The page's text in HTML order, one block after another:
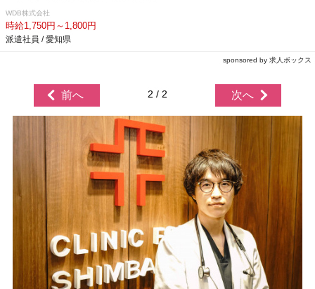
WDB株式会社
時給1,750円～1,800円
派遣社員 / 愛知県
sponsored by 求人ボックス
前へ 2 / 2 次へ